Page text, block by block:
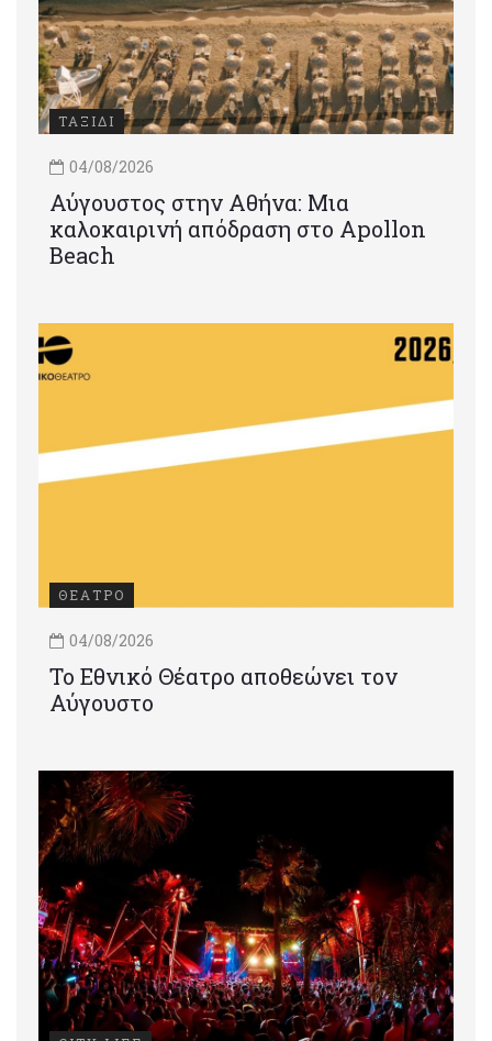
ΤΑΞΙΔΙ
04/08/2026
Αύγουστος στην Αθήνα: Μια
καλοκαιρινή απόδραση στο Apollon
Beach
ΘΕΑΤΡΟ
04/08/2026
Το Εθνικό Θέατρο αποθεώνει τον
Αύγουστο